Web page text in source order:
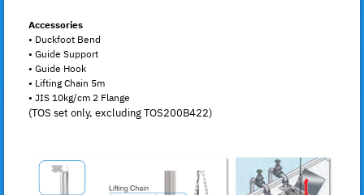
Accessories
• Duckfoot Bend
• Guide Support
• Guide Hook
• Lifting Chain 5m
• JIS 10kg/cm 2 Flange
(TOS set only, excluding TOS200B422)